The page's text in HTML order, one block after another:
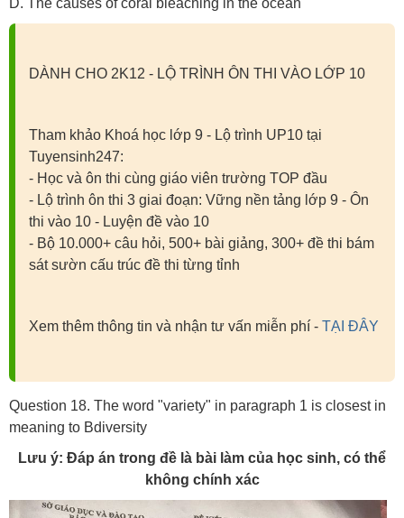
D. The causes of coral bleaching in the ocean
DÀNH CHO 2K12 - LỘ TRÌNH ÔN THI VÀO LỚP 10
Tham khảo Khoá học lớp 9 - Lộ trình UP10 tại
Tuyensinh247:
- Học và ôn thi cùng giáo viên trường TOP đầu
- Lộ trình ôn thi 3 giai đoạn: Vững nền tảng lớp 9 - Ôn
thi vào 10 - Luyện đề vào 10
- Bộ 10.000+ câu hỏi, 500+ bài giảng, 300+ đề thi bám
sát sườn cấu trúc đề thi từng tỉnh
Xem thêm thông tin và nhận tư vấn miễn phí - TẠI ĐÂY
Question 18. The word "variety" in paragraph 1 is closest in
meaning to Bdiversity
Lưu ý: Đáp án trong đề là bài làm của học sinh, có thể
không chính xác